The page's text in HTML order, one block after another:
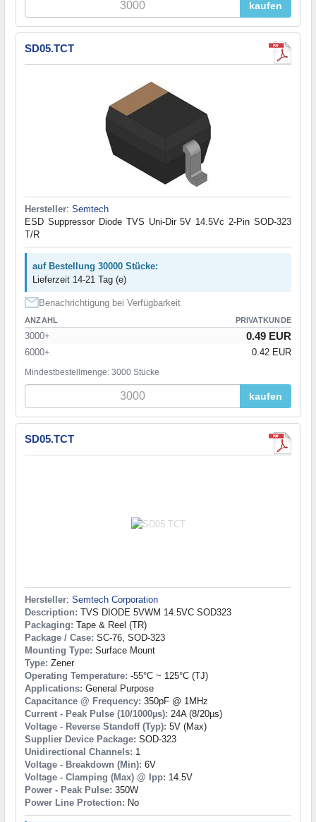
kaufen
SD05.TCT
Hersteller: Semtech
ESD Suppressor Diode TVS Uni-Dir 5V 14.5Vc 2-Pin SOD-323
T/R
auf Bestellung 30000 Stücke:
Lieferzeit 14-21 Tag (e)
Benachrichtigung bei Verfügbarkeit
ANZAHL PRIVATKUNDE
3000+ 0.49 EUR
6000+ 0.42 EUR
Mindestbestellmenge: 3000 Stücke
kaufen
SD05.TCT
Hersteller: Semtech Corporation
Description: TVS DIODE 5VWM 14.5VC SOD323
Packaging: Tape & Reel (TR)
Package / Case: SC-76, SOD-323
Mounting Type: Surface Mount
Type: Zener
Operating Temperature: -55°C ~ 125°C (TJ)
Applications: General Purpose
Capacitance @ Frequency: 350pF @ 1MHz
Current - Peak Pulse (10/1000µs): 24A (8/20µs)
Voltage - Reverse Standoff (Typ): 5V (Max)
Supplier Device Package: SOD-323
Unidirectional Channels: 1
Voltage - Breakdown (Min): 6V
Voltage - Clamping (Max) @ Ipp: 14.5V
Power - Peak Pulse: 350W
Power Line Protection: No